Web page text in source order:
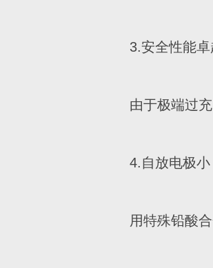
3.安全性能卓
由于极端过
4.自放电极小
用特殊铅酸